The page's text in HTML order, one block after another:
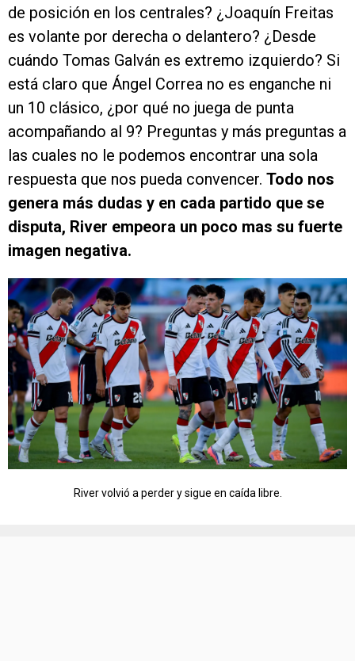
de posición en los centrales? ¿Joaquín Freitas
es volante por derecha o delantero? ¿Desde
cuándo Tomas Galván es extremo izquierdo? Si
está claro que Ángel Correa no es enganche ni
un 10 clásico, ¿por qué no juega de punta
acompañando al 9? Preguntas y más preguntas a
las cuales no le podemos encontrar una sola
respuesta que nos pueda convencer. Todo nos
genera más dudas y en cada partido que se
disputa, River empeora un poco mas su fuerte
imagen negativa.
River volvió a perder y sigue en caída libre.